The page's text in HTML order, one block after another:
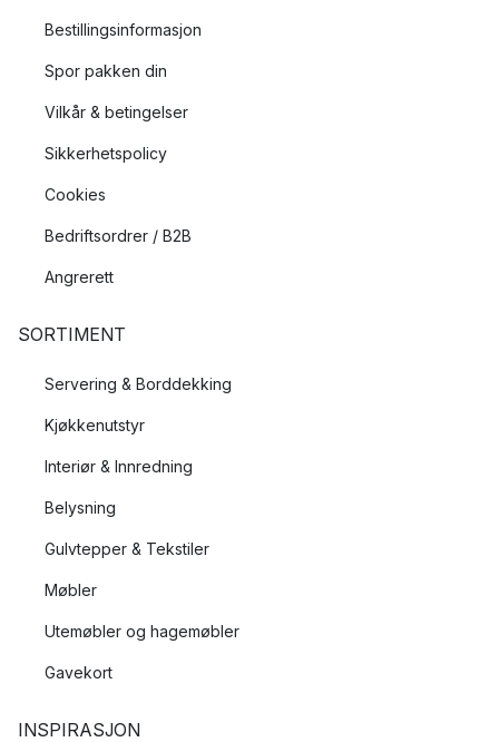
Bestillingsinformasjon
Spor pakken din
Vilkår & betingelser
Sikkerhetspolicy
Cookies
Bedriftsordrer / B2B
Angrerett
SORTIMENT
Servering & Borddekking
Kjøkkenutstyr
Interiør & Innredning
Belysning
Gulvtepper & Tekstiler
Møbler
Utemøbler og hagemøbler
Gavekort
INSPIRASJON